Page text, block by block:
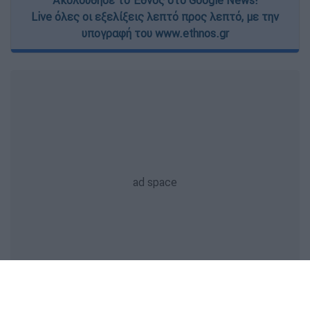
Live όλες οι εξελίξεις λεπτό προς λεπτό, με την
υπογραφή του www.ethnos.gr